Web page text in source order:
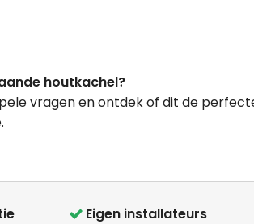
houtkachel?
vragen en ontdek of dit de
Eigen installateurs